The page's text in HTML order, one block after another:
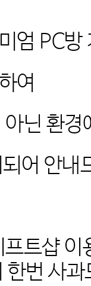
엄 PC
여
닌 환
어 안내
트샵
한번 사